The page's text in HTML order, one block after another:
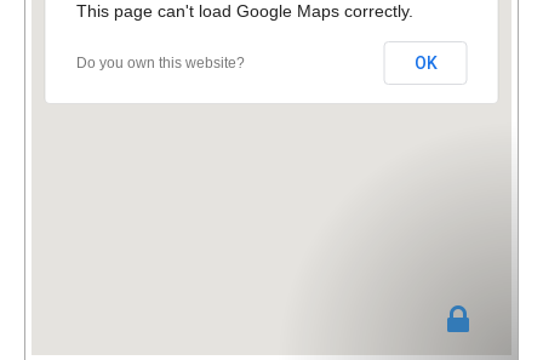
This page can't load Google Maps correctly.
Do you own this website? OK